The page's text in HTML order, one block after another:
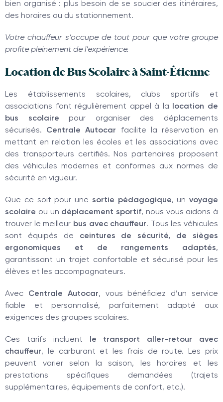
bien organisé : plus besoin de se soucier des itinéraires,
des horaires ou du stationnement.
Votre chauffeur s’occupe de tout pour que votre groupe
profite pleinement de l’expérience.
Location de Bus Scolaire à Saint-Étienne
Les établissements scolaires, clubs sportifs et
associations font régulièrement appel à la location de
bus scolaire pour organiser des déplacements
sécurisés. Centrale Autocar facilite la réservation en
mettant en relation les écoles et les associations avec
des transporteurs certifiés. Nos partenaires proposent
des véhicules modernes et conformes aux normes de
sécurité en vigueur.
Que ce soit pour une sortie pédagogique, un voyage
scolaire ou un déplacement sportif, nous vous aidons à
trouver le meilleur bus avec chauffeur. Tous les véhicules
sont équipés de ceintures de sécurité, de sièges
ergonomiques et de rangements adaptés,
garantissant un trajet confortable et sécurisé pour les
élèves et les accompagnateurs.
Avec Centrale Autocar, vous bénéficiez d’un service
fiable et personnalisé, parfaitement adapté aux
exigences des groupes scolaires.
Ces tarifs incluent le transport aller-retour avec
chauffeur, le carburant et les frais de route. Les prix
peuvent varier selon la saison, les horaires et les
prestations spécifiques demandées (trajets
supplémentaires, équipements de confort, etc.).